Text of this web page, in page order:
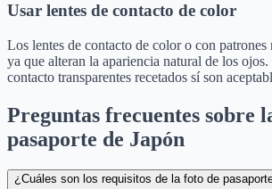
Usar lentes de contacto de color
Los lentes de contacto de color o con patrones
ya que alteran la apariencia natural de los
contacto transparentes recetados sí son
Preguntas frecuentes sobre
pasaporte de Japón
¿Cuáles son los requisitos de la foto de